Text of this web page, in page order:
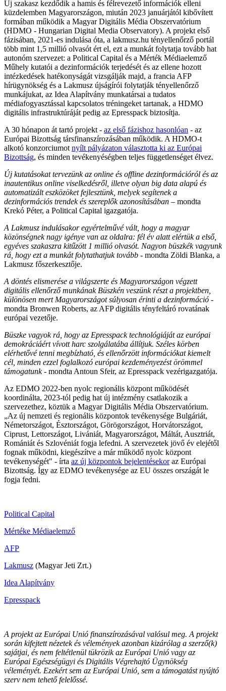
Új szakasz kezdődik a hamis és félrevezető információk elleni
küzdelemben Magyarországon, miután 2023 januárjától kibővített
formában működik a Magyar Digitális Média Obszervatórium
(HDMO - Hungarian Digital Media Observatory). A projekt első
fázisában, 2021-es indulása óta, a lakmusz.hu tényellenőrző portál
több mint 1,5 millió olvasót ért el, ezt a munkát folytatja tovább hat
autonóm szervezet: a Political Capital és a Mérték Médiaelemző
Műhely kutatói a dezinformációk terjedését és az ellene hozott
intézkedések hatékonyságát vizsgálják majd, a francia AFP
hírügynökség és a Lakmusz újságírói folytatják tényellenőrző
munkájukat, az Idea Alapítvány munkatársai a tudatos
médiafogyasztással kapcsolatos tréningeket tartanak, a HDMO
digitális infrastruktúráját pedig az Epresspack biztosítja.
A 30 hónapon át tartó projekt - az első fázishoz hasonlóan - az
Európai Bizottság társfinanszírozásában működik. A HDMO-t
alkotó konzorciumot nyílt pályázaton választotta ki az Európai
Bizottság, és minden tevékenyéségben teljes függetlenséget élvez.
Új kutatásokat tervezünk az online és offline dezinformációról és az
inautentikus online viselkedésről, illetve olyan big data alapú és
automatizált eszközöket fejlesztünk, melyek segítenek a
dezinformációs trendek és szereplők azonosításában – mondta
Krekó Péter, a Political Capital igazgatója.
A Lakmusz indulásakor egyértelművé vált, hogy a magyar
közönségnek nagy igénye van az oldalra: fél év alatt elértük a első,
egyéves szakaszra kitűzött 1 millió olvasót. Nagyon büszkék vagyunk
rá, hogy ezt a munkát folytathatjuk tovább - mondta Zöldi Blanka, a
Lakmusz főszerkesztője.
A döntés elismerése a világszerte és Magyarországon végzett
digitális ellenőrző munkának Büszkén veszünk részt a projektben,
különösen mert Magyarországot súlyosan érinti a dezinformáció -
mondta Bronwen Roberts, az AFP digitális tényfeltáró rovatának
európai vezetője.
Büszke vagyok rá, hogy az Epresspack technológiáját az európai
demokráciáért vívott harc szolgálatába állítjuk. Széles körben
elérhetővé tenni megbízható, és ellenőrzött információkat kiemelt
cél, minden ezzel foglalkozó európai kezdeményezést örömmel
támogatunk- mondta Antoun Sfeir, az Epresspack vezérigazgatója.
Az EDMO 2022-ben nyolc regionális központ működését
koordinálta, 2023-tól pedig hat új intézmény csatlakozik a
szervezethez, köztük a Magyar Digitális Média Obszervatórium.
„Az új nemzeti és regionális központok tevékenysége Bulgáriát,
Németországot, Észtországot, Görögországot, Horvátországot,
Ciprust, Lettországot, Livániát, Magyarországot, Máltát, Ausztriát,
Romániát és Szlovéniát fogja lefedni. A szervezetek jövő év elejétől
fognak működni, kiegészítve a már működő nyolc központ
tevékenységét" - írta az új központok bejelentésekoraz Európai
Bizottság. Így az EDMO tevékenysége az EU összes országát le
fogja fedni.
Political Capital
Mértéke Médiaelemző
AFP
Lakmusz (Magyar Jeti Zrt.)
Idea Alapítvány
Epresspack
A projekt az Európai Unió finanszírozásával valósul meg. A projekt
során kifejtett nézetek és vélemények azonban kizárólag a szerző(k)
sajátjai, és nem feltétlenül tükrözik az Európai Unió vagy az
Európai Egészségügyi és Digitális Végrehajtó Ügynökség
véleményét. Ezekért sem az Európai Unió, sem a támogatást nyújtó
szerv nem tehető felelőssé.